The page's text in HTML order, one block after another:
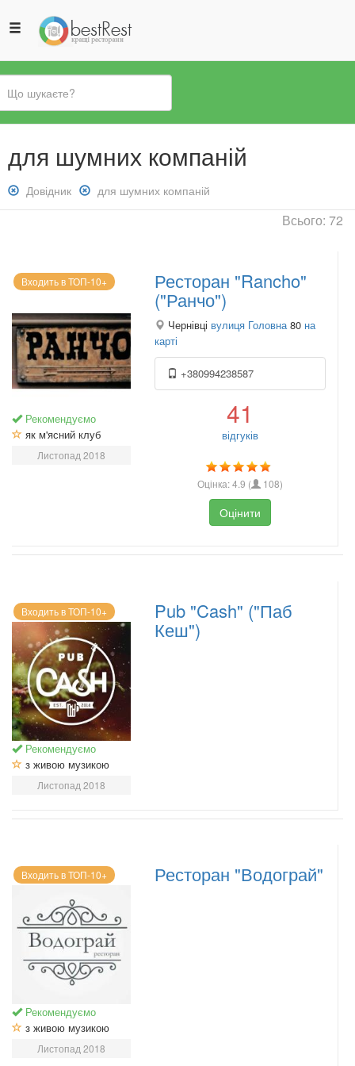
Ви
є
тут
для шумних компаній
Зняти
фільтр:
Довідник
Зняти
фільтр:
для шумних компаній
Всього: 72
Входить в ТОП-10+
Рекомендуємо
як м'ясний клуб
Листопад 2018
Ресторан "Rancho"
("Ранчо")
Чернівці вулиця Головна80 на
карті
+380994238587
41
відгуків
Оцінка:4.9 ( 108)
Оцінити
Входить в ТОП-10+
Рекомендуємо
з живою музикою
Листопад 2018
Pub "Cash" ("Паб
Кеш")
Входить в ТОП-10+
Рекомендуємо
з живою музикою
Листопад 2018
Ресторан "Водограй"